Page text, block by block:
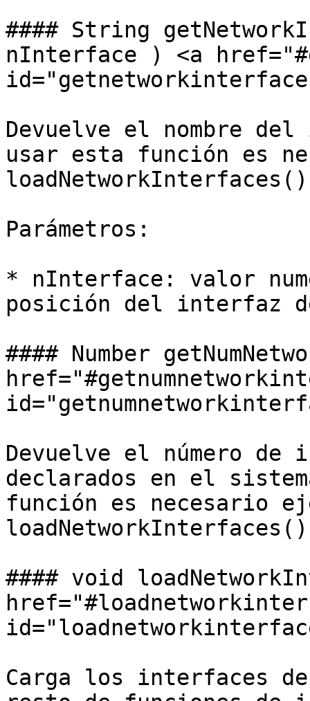
#### String
nInterface ) <a
Devuelve el nombre
usar esta función es
Parámetros:
* nInterface: valor
posición del interfaz
#### Number
Devuelve el número de
declarados en el
función es necesario
#### void
Carga los interfaces